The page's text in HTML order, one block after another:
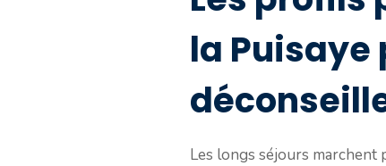
la Puisaye
Les longs séjours marchent